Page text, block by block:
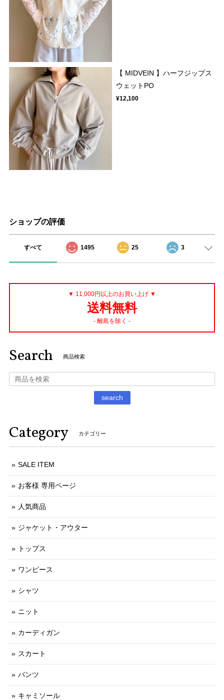
【 MIDVEIN 】ハーフジップス
ウェットPO
¥12,100
ショップの評価
すべて 1495 25 3
▼ 11,000円以上のお買い上げ ▼
送料無料
- 離島を除く -
Search 商品検索
search
Category カテゴリー
SALE ITEM
お客様 専用ページ
人気商品
ジャケット・アウター
トップス
ワンピース
シャツ
ニット
カーディガン
スカート
パンツ
キャミソール